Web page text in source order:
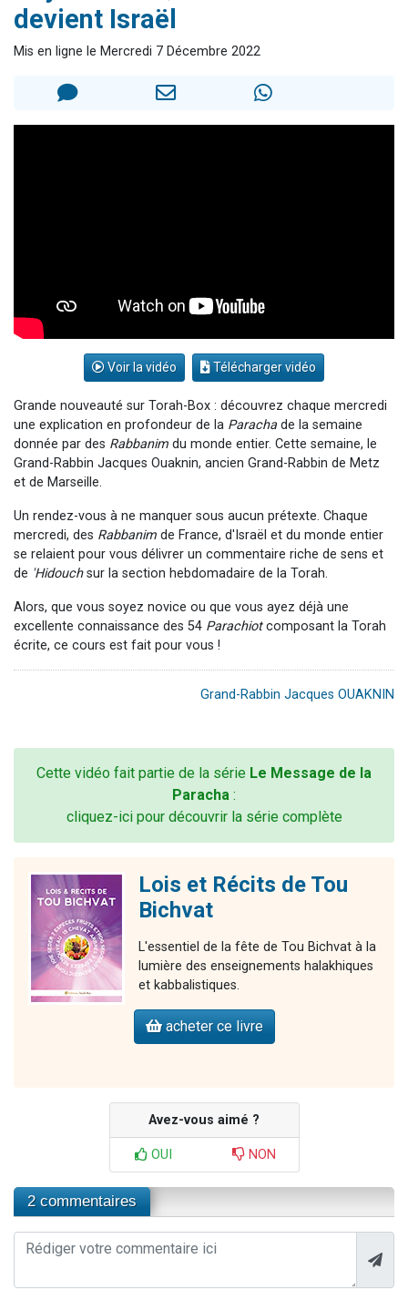
30 personnes viennent de faire un don pour Sauvez la jambe de Yohan
12 nouvelles musiques dans Torah-Box Music
29 personnes viennent de demander une bénédiction
devient Israël
Mis en ligne le Mercredi 7 Décembre 2022
Voir la vidéo Télécharger vidéo
Grande nouveauté sur Torah-Box : découvrez chaque mercredi
une explication en profondeur de la Parachade la semaine
donnée par des Rabbanim du monde entier. Cette semaine, le
Grand-Rabbin Jacques Ouaknin, ancien Grand-Rabbin de Metz
et de Marseille.
Un rendez-vous à ne manquer sous aucun prétexte. Chaque
mercredi, des Rabbanim de France, d'Israël et du monde entier
se relaient pour vous délivrer un commentaire riche de sens et
de 'Hidouchsur la section hebdomadaire de la Torah.
Alors, que vous soyez novice ou que vous ayez déjà une
excellente connaissance des 54 Parachiotcomposant la Torah
écrite, ce cours est fait pour vous !
Grand-Rabbin Jacques OUAKNIN
Cette vidéo fait partie de la série Le Message de la
Paracha :
cliquez-ici pour découvrir la série complète
Lois et Récits de Tou
Bichvat
L'essentiel de la fête de Tou Bichvat à la
lumière des enseignements halakhiques
et kabbalistiques.
acheter ce livre
Avez-vous aimé ?
OUI NON
2 commentaires